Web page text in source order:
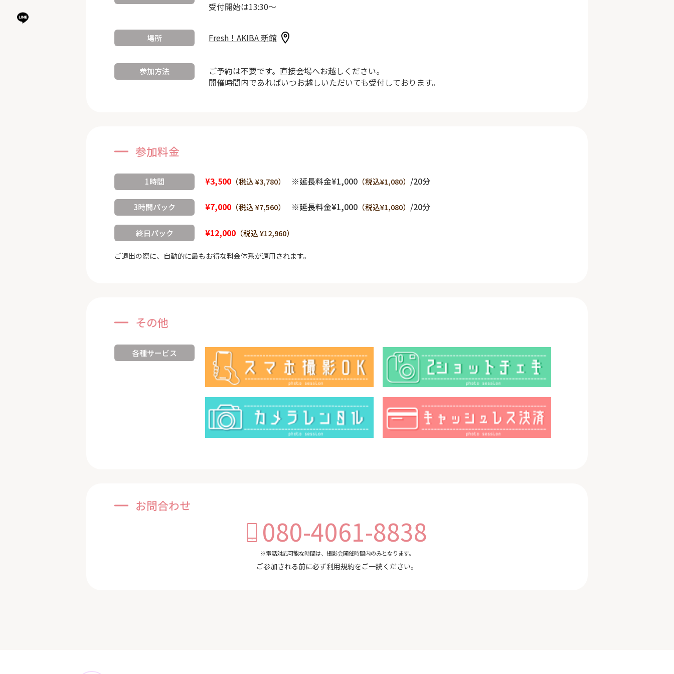
受付開始は13:30～
場所 Fresh！AKIBA 新館
参加方法
ご予約は不要です。直接会場へお越しください。
開催時間内であればいつお越しいただいても受付しております。
参加料金
1時間 ¥3,500 （税込 ¥3,780） ※延長料金¥1,000 （税込¥1,080） /20分
3時間パック ¥7,000 （税込 ¥7,560） ※延長料金¥1,000 （税込¥1,080） /20分
終日パック ¥12,000 （税込 ¥12,960）
ご退出の際に、自動的に最もお得な料金体系が適用されます。
その他
各種サービス
お問合わせ
080-4061-8838
※電話対応可能な時間は、撮影会開催時間内のみとなります。
ご参加される前に必ず利用規約をご一読ください。